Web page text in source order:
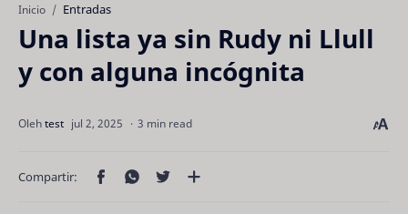
Inicio Entradas
Una lista ya sin Rudy ni Llull
y con alguna incógnita
3 min read